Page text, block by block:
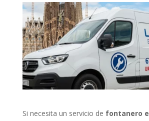
Si necesita un servicio de fontanero